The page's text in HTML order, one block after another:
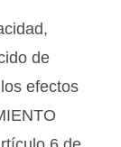
de
efectos